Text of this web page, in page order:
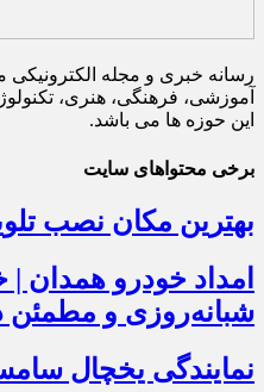
رسانه خبری و مجله الکترونیکی
آموزشی، فرهنگی، هنری،
این حوزه ها می باشد.
برخی محتواهای سایت
بهترین مکان نصب
امداد خودرو همدان
شبانه‌روزی و مطمئن
نمایندگی یخچال